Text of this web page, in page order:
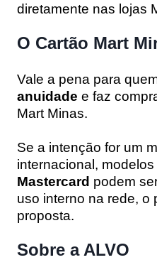
diretamente nas lojas
O Cartão Mart
Vale a pena para
anuidade e faz
Mart Minas.
Se a intenção for um
internacional,
Mastercard podem
uso interno na rede, o
proposta.
Sobre a ALVO